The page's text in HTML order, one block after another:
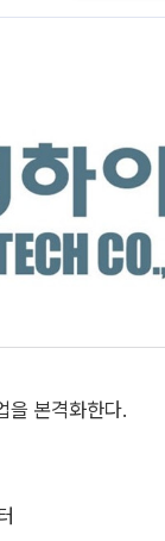
을 본격화한다.